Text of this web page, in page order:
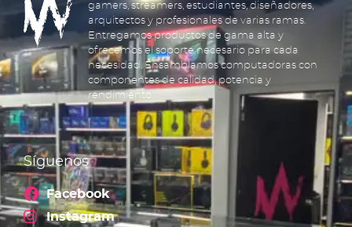
gamers, streamers, estudiantes, diseñadores,
arquitectos y profesionales de varias ramas.
Entregamos productos de gama alta y
ofrecemos el soporte necesario para cada
necesidad. Ensamblamos computadoras con
componentes de calidad, potencia y
rendimiento.
Síguenos
Facebook
Instagram